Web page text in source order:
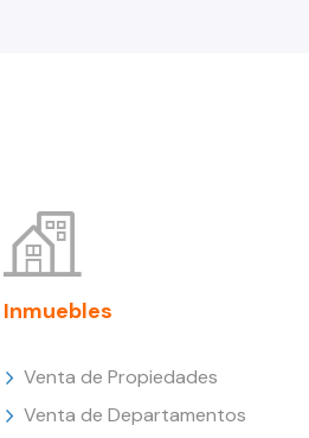
Inmuebles
Venta de Propiedades
Venta de Departamentos